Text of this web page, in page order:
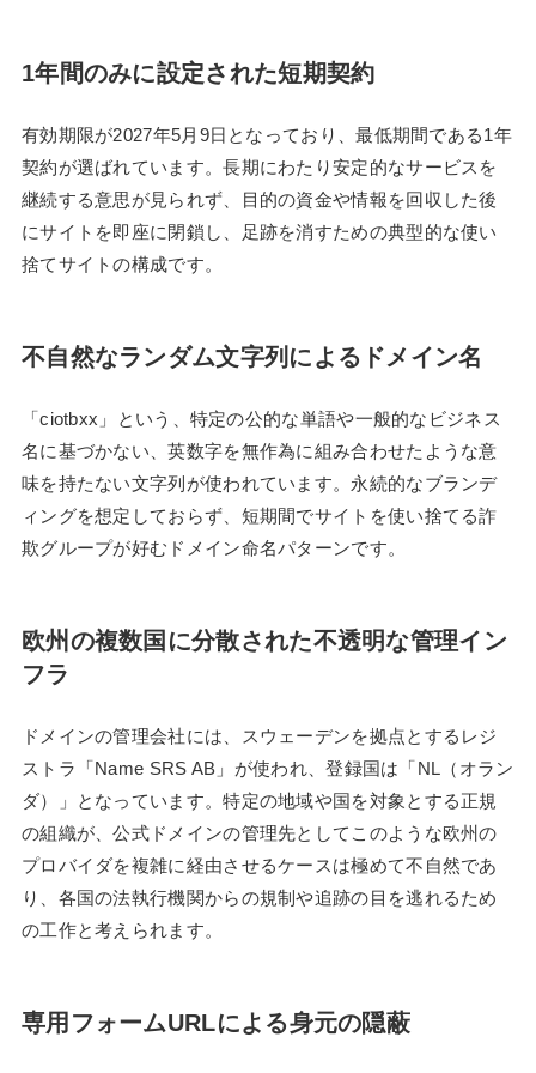
1年間のみに設定された短期契約
有効期限が2027年5月9日となっており、最低期間である1年
契約が選ばれています。長期にわたり安定的なサービスを
継続する意思が見られず、目的の資金や情報を回収した後
にサイトを即座に閉鎖し、足跡を消すための典型的な使い
捨てサイトの構成です。
不自然なランダム文字列によるドメイン名
「ciotbxx」という、特定の公的な単語や一般的なビジネス
名に基づかない、英数字を無作為に組み合わせたような意
味を持たない文字列が使われています。永続的なブランデ
ィングを想定しておらず、短期間でサイトを使い捨てる詐
欺グループが好むドメイン命名パターンです。
欧州の複数国に分散された不透明な管理イン
フラ
ドメインの管理会社には、スウェーデンを拠点とするレジ
ストラ「Name SRS AB」が使われ、登録国は「NL（オラン
ダ）」となっています。特定の地域や国を対象とする正規
の組織が、公式ドメインの管理先としてこのような欧州の
プロバイダを複雑に経由させるケースは極めて不自然であ
り、各国の法執行機関からの規制や追跡の目を逃れるため
の工作と考えられます。
専用フォームURLによる身元の隠蔽